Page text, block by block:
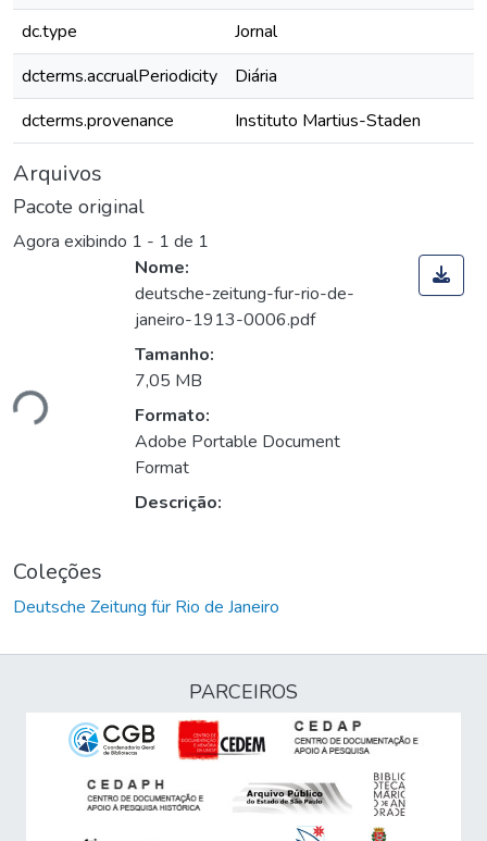
dc.type
Jornal
dcterms.accrualPeriodicity
Diária
dcterms.provenance
Instituto Martius-Staden
Arquivos
Pacote original
Agora exibindo 1 - 1 de 1
Nome:
deutsche-zeitung-fur-rio-de-
janeiro-1913-0006.pdf
Tamanho:
7,05 MB
Formato:
Adobe Portable Document
Format
Descrição:
Coleções
Deutsche Zeitung für Rio de Janeiro
PARCEIROS